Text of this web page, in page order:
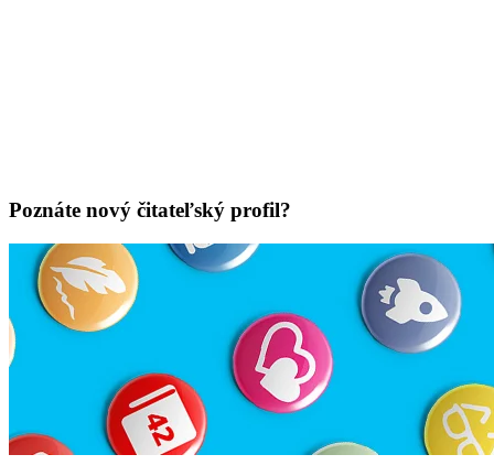
Poznáte nový čitateľský profil?